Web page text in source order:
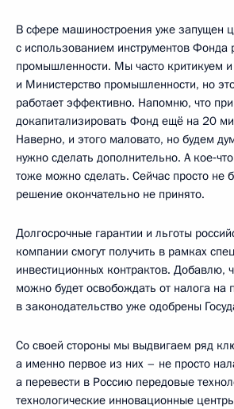
В сфере машиностроения уже запущен
с использованием инструментов Фонда
промышленности. Мы часто критикуем и
и Министерство промышленности, но
работает эффективно. Напомню, что
докапитализировать Фонд ещё на 20
Наверно, и этого маловато, но будем
нужно сделать дополнительно. А
тоже можно сделать. Сейчас просто не
решение окончательно не принято.
Долгосрочные гарантии и льготы
компании смогут получить в рамках
инвестиционных контрактов. Добавлю,
можно будет освобождать от налога на
в законодательство уже одобрены
Со своей стороны мы выдвигаем ряд
а именно первое из них – не просто
а перевести в Россию передовые
технологические инновационные